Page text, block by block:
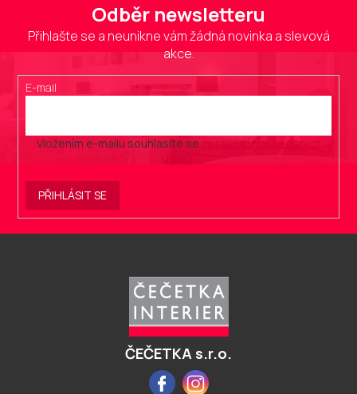
Odběr newsletteru
Přihlašte se a neunikne vám žádná novinka a slevová
akce.
E-mail
Vložením e-mailu souhlasíte se zpracováním osobních
.
PŘIHLÁSIT SE
ČEČETKA s.r.o.
FacebookInstagram